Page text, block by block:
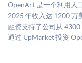
司可比倍数应用
息不对称。此估值
格存在重大差异。
OpenArt 是一个利用人
2025 年收入达 1200 万
融资支持了公司从
通过 UpMarket 投资